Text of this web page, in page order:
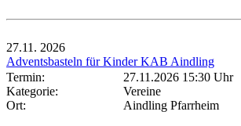
27.11. 2026
Adventsbasteln für Kinder KAB Aindling
Termin:
27.11.2026 15:30 Uhr
Kategorie:
Vereine
Ort:
Aindling Pfarrheim